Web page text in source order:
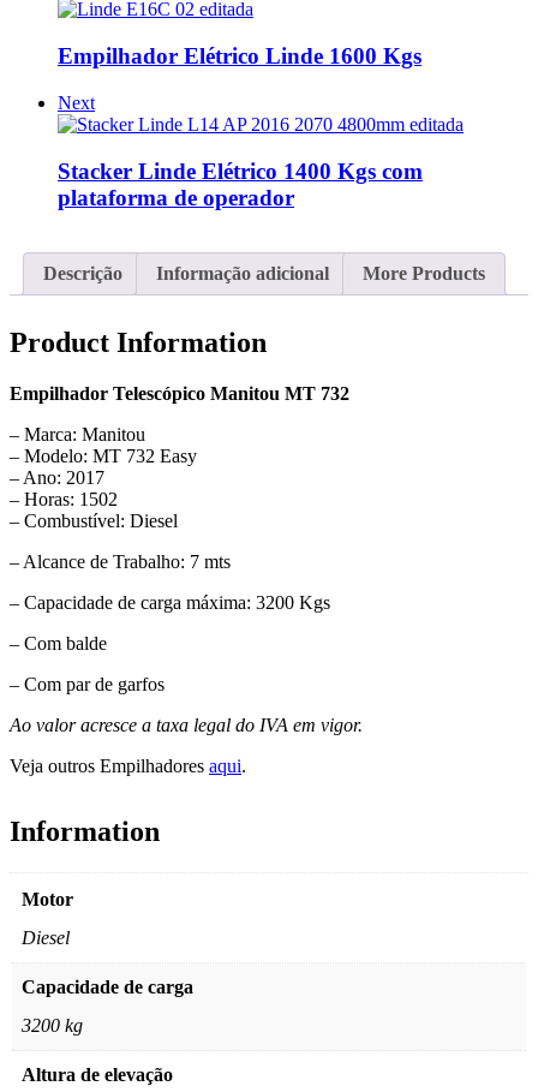
Empilhador Elétrico Linde 1600 Kgs
Next
Stacker Linde Elétrico 1400 Kgs com
plataforma de operador
Descrição Informação adicional More Products
Product Information
Empilhador Telescópico Manitou MT 732
– Marca: Manitou
– Modelo: MT 732 Easy
– Ano: 2017
– Horas: 1502
– Combustível: Diesel
– Alcance de Trabalho: 7 mts
– Capacidade de carga máxima: 3200 Kgs
– Com balde
– Com par de garfos
Ao valor acresce a taxa legal do IVA em vigor.
Veja outros Empilhadores aqui.
Information
Motor
Diesel
Capacidade de carga
3200 kg
Altura de elevação